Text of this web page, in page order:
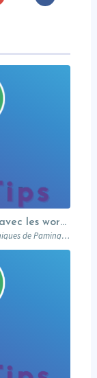
Visualiser et piloter vos campagnes avec les workflows graphiques Paminga.
Découvrez comment le moteur de workflows graphiques de Paminga vous permet de visualiser toute la logique de vos campagnes en un seul coup d’œil — branches conditionnelles, AB tests, waits et intégration Salesforce.